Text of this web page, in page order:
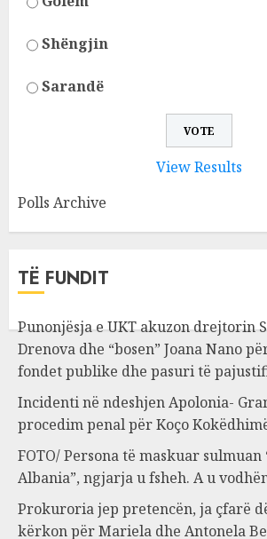
Shëngjin
Sarandë
View Results
Polls Archive
TË FUNDIT
Punonjësja e UKT akuzon drejtorin
Drenova dhe “bosen” Joana Nano
fondet publike dhe pasuri të
Incidenti në ndeshjen Apolonia-
procedim penal për Koço
FOTO/ Persona të maskuar sulmuan
Albania”, ngjarja u fsheh. A u
Prokuroria jep pretencën, ja çfarë
kërkon për Mariela dhe Antonela